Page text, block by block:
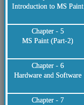
Introduction to MS Paint
Chapter - 5
MS Paint (Part-2)
Chapter - 6
Hardware and Software
Chapter - 7